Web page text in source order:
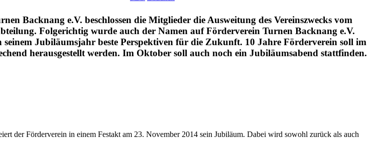
Backnang e.V. beschlossen die Mitglieder die Ausweitung des Vereinszwecks vom
Folgerichtig wurde auch der Namen auf Förderverein Turnen Backnang e.V.
Jubiläumsjahr beste Perspektiven für die Zukunft. 10 Jahre Förderverein soll im
herausgestellt werden. Im Oktober soll auch noch ein Jubiläumsabend stattfinden.
der Förderverein in einem Festakt am 23. November 2014 sein Jubiläum. Dabei wird sowohl zurück als auch